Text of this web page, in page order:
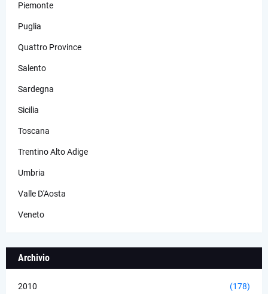
Piemonte
Puglia
Quattro Province
Salento
Sardegna
Sicilia
Toscana
Trentino Alto Adige
Umbria
Valle D'Aosta
Veneto
Archivio
2010 (178)